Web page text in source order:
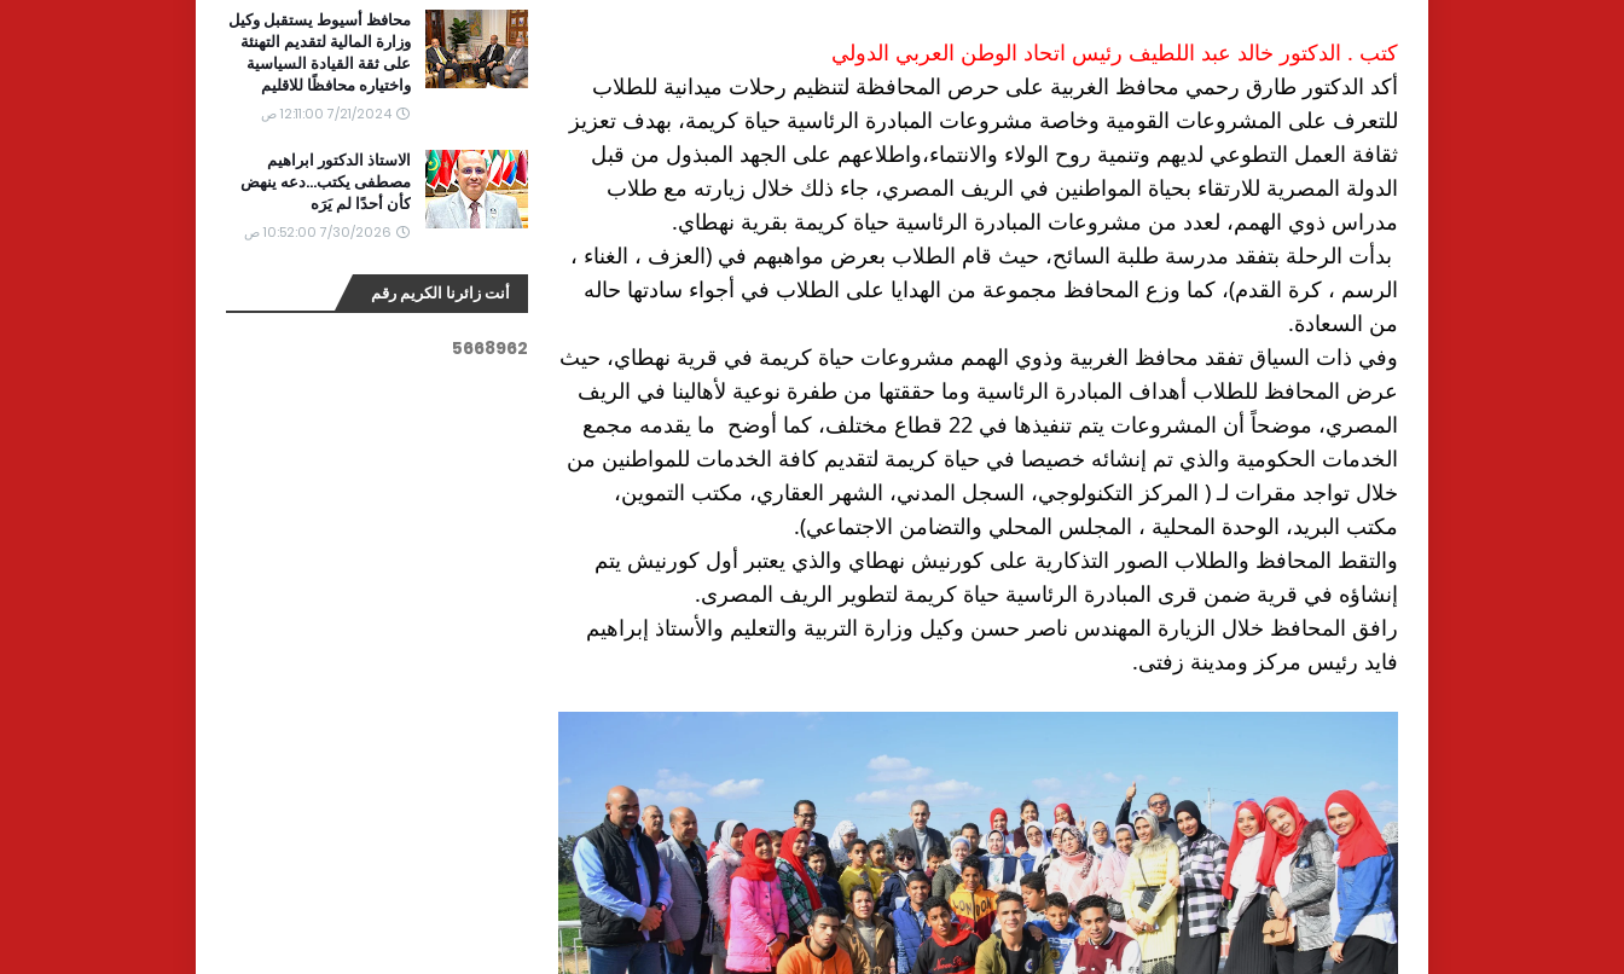
كتب . الدكتور خالد عبد اللطيف رئيس اتحاد الوطن العربي الدولي
مدراس ذوي الهمم، لعدد من مشروعات المبادرة الرئاسية حياة كريمة بقرية نهطاي.
من السعادة.
مكتب البريد، الوحدة المحلية ، المجلس المحلي والتضامن الاجتماعي).
إنشاؤه في قرية ضمن قرى المبادرة الرئاسية حياة كريمة لتطوير الريف المصرى.
فايد رئيس مركز ومدينة زفتى.
محافظ أسيوط يستقبل وكيل
وزارة المالية لتقديم التهنئة
على ثقة القيادة السياسية
واختياره محافظًا للاقليم
7/21/2024 12:11:00 ص
الاستاذ الدكتور ابراهيم
مصطفى يكتب...دعه ينهض
كأن أحدًا لم يَرَه
7/30/2026 10:52:00 ص
أنت زائرنا الكريم رقم
5668962